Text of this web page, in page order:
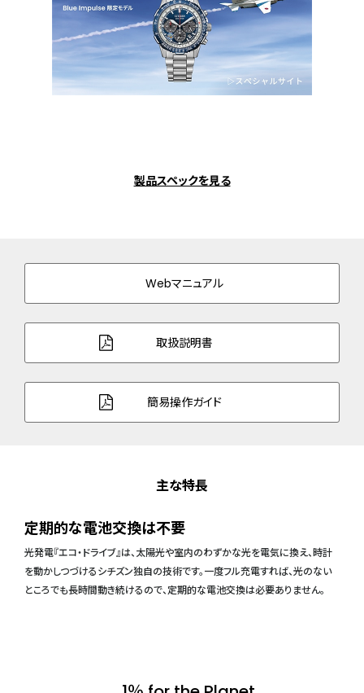
製品スペックを見る
Webマニュアル
取扱説明書
簡易操作ガイド
主な特長
定期的な電池交換は不要
光発電『エコ・ドライブ』は、太陽光や室内のわずかな光を電気に換え、時計
を動かしつづけるシチズン独自の技術です。一度フル充電すれば、光のない
ところでも長時間動き続けるので、定期的な電池交換は必要ありません。